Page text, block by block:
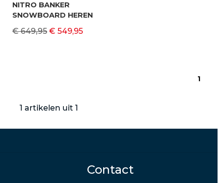
NITRO BANKER
SNOWBOARD HEREN
€ 649,95 € 549,95
1
1 artikelen uit 1
Contact